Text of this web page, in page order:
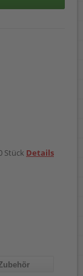
Stück Details